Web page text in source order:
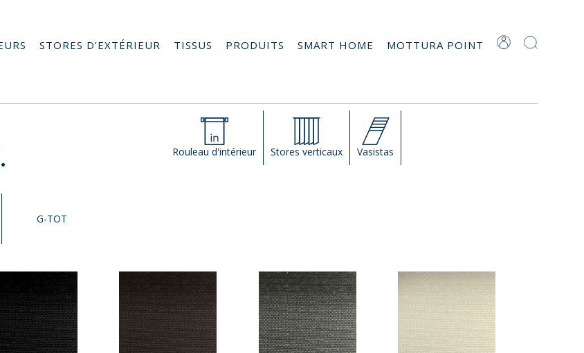
STORES D’EXTÉRIEUR TISSUS PRODUITS SMART HOME MOTTURA POINT
Rouleau d'intérieur Stores verticaux Vasistas
G-TOT